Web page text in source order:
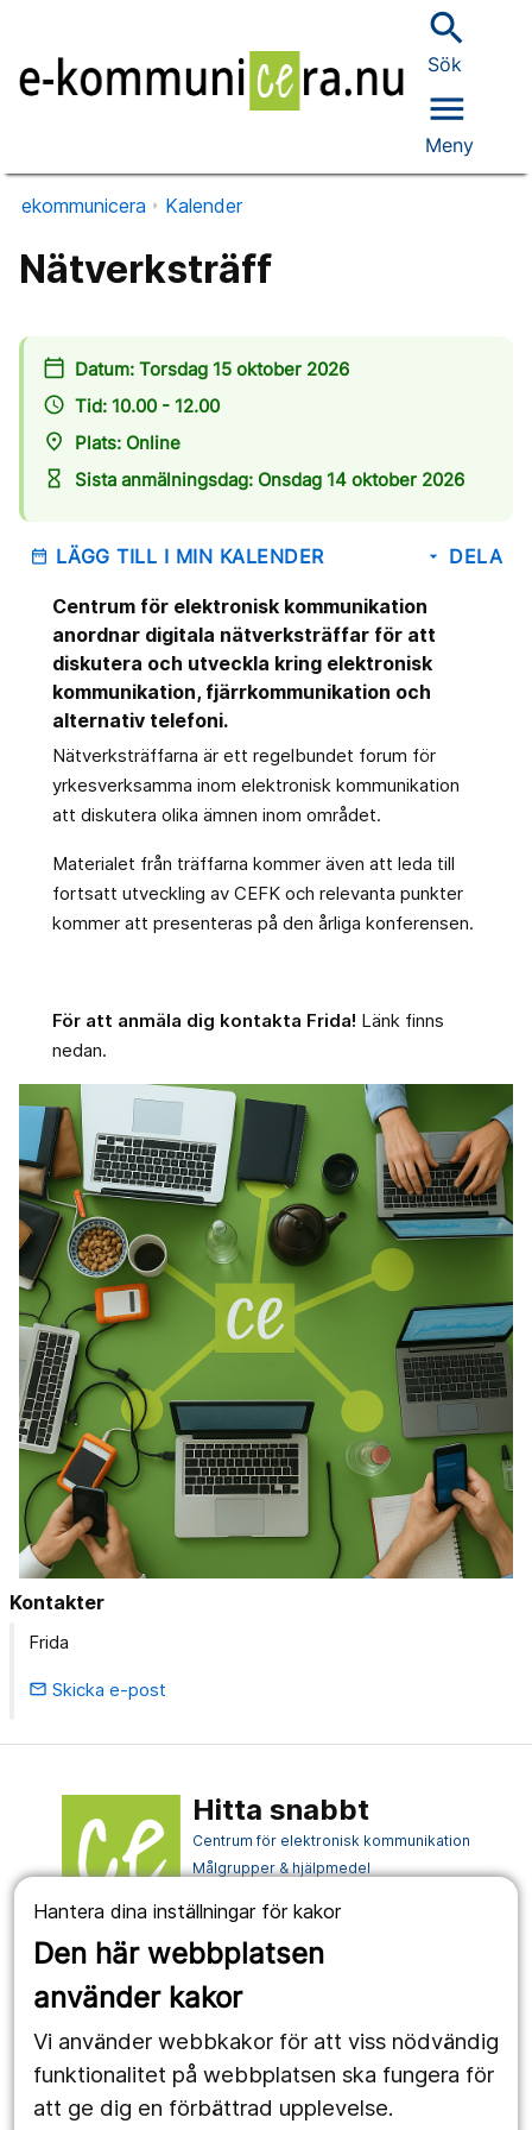
Hantera dina inställningar för kakor
Den här webbplatsen
använder kakor
Vi använder webbkakor för att viss nödvändig
funktionalitet på webbplatsen ska fungera för
att ge dig en förbättrad upplevelse.
search
Sök
menu
Meny
ekommunicera Kalender
Nätverksträff
calendar_today Datum: Torsdag 15 oktober 2026
access_time Tid: 10.00 - 12.00
place
Plats: Online
hourglass_empty
Sista anmälningsdag: Onsdag 14 oktober 2026
date_range LÄGG TILL I MIN KALENDER arrow_drop_down DELA
Centrum för elektronisk kommunikation
anordnar digitala nätverksträffar för att
diskutera och utveckla kring elektronisk
kommunikation, fjärrkommunikation och
alternativ telefoni.
Nätverksträffarna är ett regelbundet forum för
yrkesverksamma inom elektronisk kommunikation
att diskutera olika ämnen inom området.
Materialet från träffarna kommer även att leda till
fortsatt utveckling av CEFK och relevanta punkter
kommer att presenteras på den årliga konferensen.
För att anmäla dig kontakta Frida! Länk finns
nedan.
Kontakter
Frida
email Skicka e-post
Hitta snabbt
Centrum för elektronisk kommunikation
Målgrupper & hjälpmedel
Nätverk & samverkan
e-kommunicera.nu drivs för att främja samordning inom elektronisk